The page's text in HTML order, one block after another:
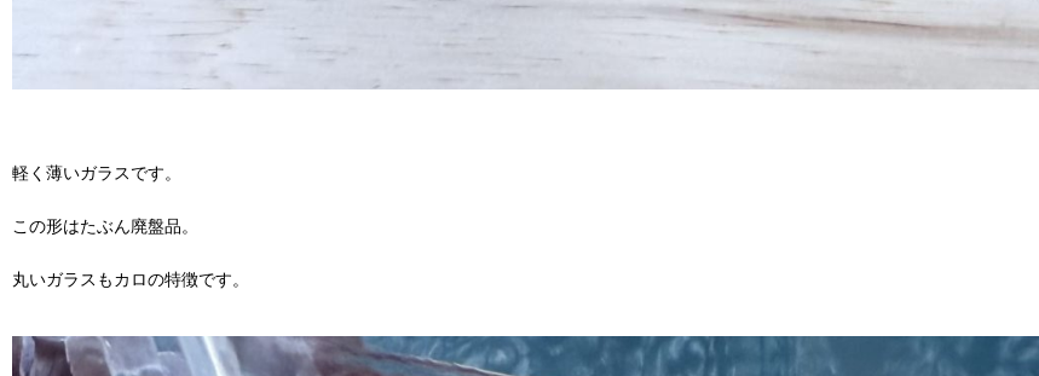
軽く薄いガラスです。
この形はたぶん廃盤品。
丸いガラスもカロの特徴です。